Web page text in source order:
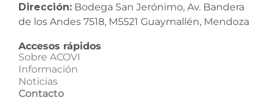
Dirección: Bodega San Jerónimo, Av. Bandera
de los Andes 7518, M5521 Guaymallén, Mendoza
Accesos rápidos
Sobre ACOVI
Información
Noticias
Contacto